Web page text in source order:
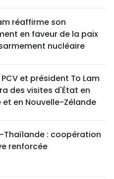
réaffirme son
en faveur de la paix
nucléaire
PCV et président To Lam
des visites d'État en
et en Nouvelle-Zélande
Thaïlande : coopération
renforcée